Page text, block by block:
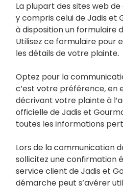
La plupart des sites web
y compris celui de Jadis et
à disposition un formulaire
Utilisez ce formulaire pour
les détails de votre plainte.
Optez pour la
c’est votre préférence, en
décrivant votre plainte à
officielle de Jadis et
toutes les informations
Lors de la communication
sollicitez une confirmation
service client de Jadis et
démarche peut s’avérer